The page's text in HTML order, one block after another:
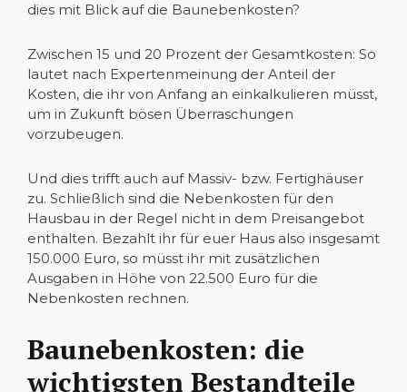
dies mit Blick auf die Baunebenkosten?
Zwischen 15 und 20 Prozent der Gesamtkosten: So
lautet nach Expertenmeinung der Anteil der
Kosten, die ihr von Anfang an einkalkulieren müsst,
um in Zukunft bösen Überraschungen
vorzubeugen.
Und dies trifft auch auf Massiv- bzw. Fertighäuser
zu. Schließlich sind die Nebenkosten für den
Hausbau in der Regel nicht in dem Preisangebot
enthalten. Bezahlt ihr für euer Haus also insgesamt
150.000 Euro, so müsst ihr mit zusätzlichen
Ausgaben in Höhe von 22.500 Euro für die
Nebenkosten rechnen.
Baunebenkosten: die
wichtigsten Bestandteile